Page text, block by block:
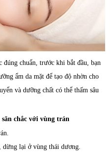
đúng chuẩn, trước khi bắt đầu, bạn
ẩm da mặt để tạo độ nhờn cho
và dưỡng chất có thể thấm sâu
săn chắc với vùng trán
dừng lại ở vùng thái dương.